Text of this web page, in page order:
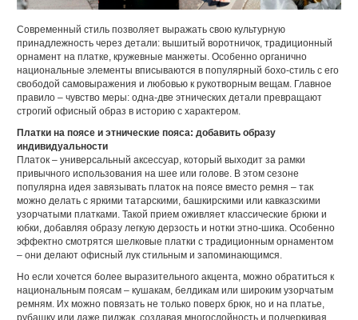
Современный стиль позволяет выражать свою культурную
принадлежность через детали: вышитый воротничок, традиционный
орнамент на платке, кружевные манжеты. Особенно органично
национальные элементы вписываются в популярный бохо-стиль с его
свободой самовыражения и любовью к рукотворным вещам. Главное
правило – чувство меры: одна-две этнических детали превращают
строгий офисный образ в историю с характером.
Платки на поясе и этнические пояса: добавить образу
индивидуальности
Платок – универсальный аксессуар, который выходит за рамки
привычного использования на шее или голове. В этом сезоне
популярна идея завязывать платок на поясе вместо ремня – так
можно делать с яркими татарскими, башкирскими или кавказскими
узорчатыми платками. Такой прием оживляет классические брюки и
юбки, добавляя образу легкую дерзость и нотки этно-шика. Особенно
эффектно смотрятся шелковые платки с традиционным орнаментом
– они делают офисный лук стильным и запоминающимся.
Но если хочется более выразительного акцента, можно обратиться к
национальным поясам – кушакам, белдикам или широким узорчатым
ремням. Их можно повязать не только поверх брюк, но и на платье,
рубашку или даже пиджак, создавая многослойность и подчеркивая